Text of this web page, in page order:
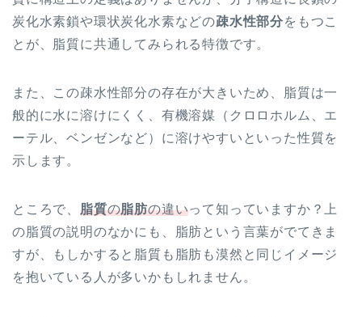
炭化水素鎖や環状炭化水素などの疎水性部分をもつこ
とが、脂質に共通してみられる特徴です。
また、この疎水性部分の存在が大きいため、脂質は一
般的に水に溶けにくく、有機溶媒（クロロホルム、エ
ーテル、ベンゼンなど）に溶けやすいといった性質を
示します。
ところで、 脂質の脂肪の違いって知っていますか？上
の脂質の説明のなかにも、脂肪という言葉がでてきま
すが、もしかすると脂質も脂肪も漠然と同じイメージ
を抱いている人が多いかもしれません。